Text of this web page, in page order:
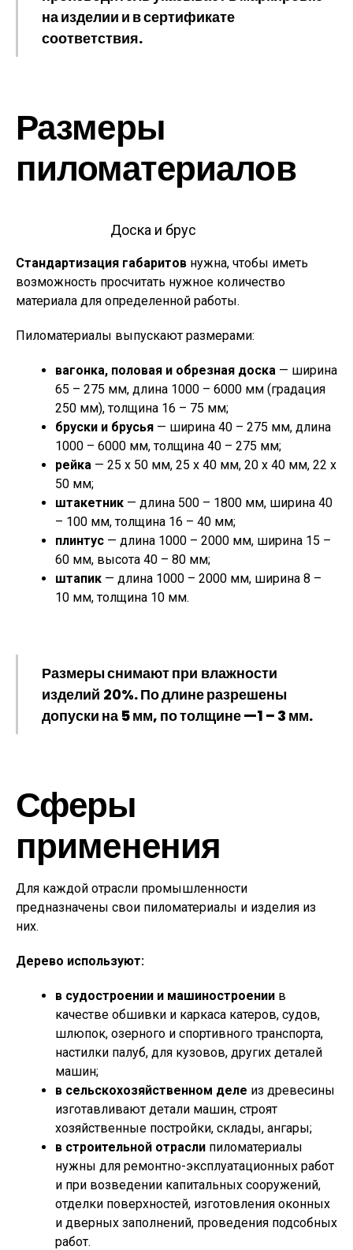
на изделии и в сертификате
соответствия.
Размеры
пиломатериалов
Доска и брус
Стандартизация габаритов нужна, чтобы иметь
возможность просчитать нужное количество
материала для определенной работы.
Пиломатериалы выпускают размерами:
вагонка, половая и обрезная доска — ширина
65 – 275 мм, длина 1000 – 6000 мм (градация
250 мм), толщина 16 – 75 мм;
бруски и брусья — ширина 40 – 275 мм, длина
1000 – 6000 мм, толщина 40 – 275 мм;
рейка — 25 х 50 мм, 25 х 40 мм, 20 х 40 мм, 22 х
50 мм;
штакетник — длина 500 – 1800 мм, ширина 40
– 100 мм, толщина 16 – 40 мм;
плинтус — длина 1000 – 2000 мм, ширина 15 –
60 мм, высота 40 – 80 мм;
штапик — длина 1000 – 2000 мм, ширина 8 –
10 мм, толщина 10 мм.
Размеры снимаютпри влажности
изделий 20%. По длине разрешены
допуски на 5 мм, по толщине —1 – 3 мм.
Сферы
применения
Для каждой отрасли промышленности
предназначены свои пиломатериалы и изделия из
них.
Дерево используют:
в судостроении и машиностроении в
качестве обшивки и каркаса катеров, судов,
шлюпок, озерного и спортивного транспорта,
настилки палуб, для кузовов, других деталей
машин;
в сельскохозяйственном деле из древесины
изготавливают детали машин, строят
хозяйственные постройки, склады, ангары;
в строительной отрасли пиломатериалы
нужны для ремонтно-эксплуатационных работ
и при возведении капитальных сооружений,
отделки поверхностей, изготовления оконных
и дверных заполнений, проведения подсобных
работ.